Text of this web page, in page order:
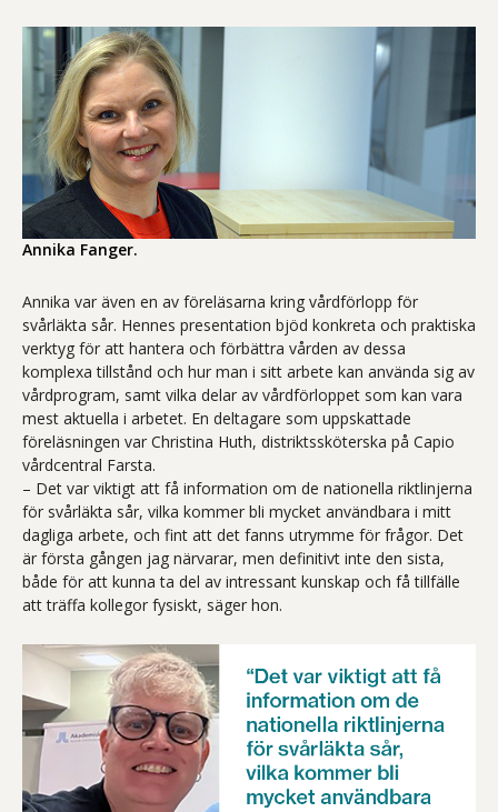
Annika Fanger.
Annika var även en av föreläsarna kring vårdförlopp för
svårläkta sår. Hennes presentation bjöd konkreta och praktiska
verktyg för att hantera och förbättra vården av dessa
komplexa tillstånd och hur man i sitt arbete kan använda sig av
vårdprogram, samt vilka delar av vårdförloppet som kan vara
mest aktuella i arbetet. En deltagare som uppskattade
föreläsningen var Christina Huth, distriktssköterska på Capio
vårdcentral Farsta.
– Det var viktigt att få information om de nationella riktlinjerna
för svårläkta sår, vilka kommer bli mycket användbara i mitt
dagliga arbete, och fint att det fanns utrymme för frågor. Det
är första gången jag närvarar, men definitivt inte den sista,
både för att kunna ta del av intressant kunskap och få tillfälle
att träffa kollegor fysiskt, säger hon.